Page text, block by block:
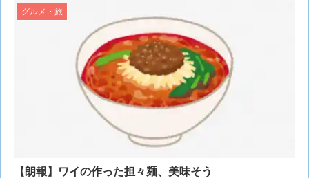
グルメ・旅
【朗報】ワイの作った担々麺、美味そう